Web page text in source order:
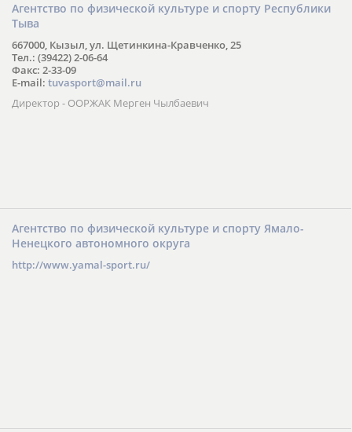
Агентство по физической культуре и спорту Республики
Тыва
667000, Кызыл, ул. Щетинкина-Кравченко, 25
Тел.: (39422) 2-06-64
Факс: 2-33-09
E-mail: tuvasport@mail.ru
Директор - ООРЖАК Мерген Чылбаевич
Агентство по физической культуре и спорту Ямало-
Ненецкого автономного округа
http://www.yamal-sport.ru/